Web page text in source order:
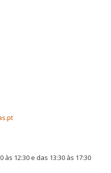
às 12:30 e das 13:30 às 17:30